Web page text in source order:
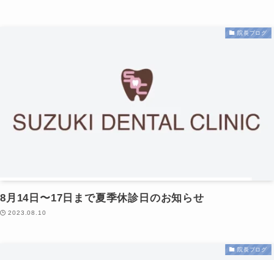
院長ブログ
8月14日〜17日まで夏季休診日のお知らせ
2023.08.10
院長ブログ